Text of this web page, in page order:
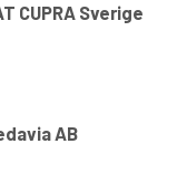
CUPRA Sverige
AB